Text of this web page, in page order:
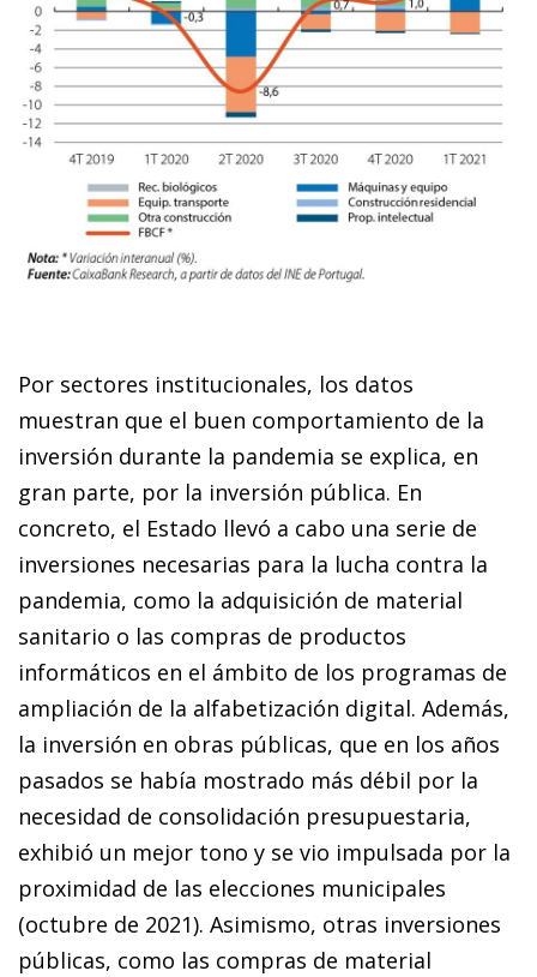
Por sectores institucionales, los datos
muestran que el buen comportamiento de la
inversión durante la pandemia se explica, en
gran parte, por la inversión pública. En
concreto, el Estado llevó a cabo una serie de
inversiones necesarias para la lucha contra la
pandemia, como la adquisición de material
sanitario o las compras de productos
informáticos en el ámbito de los programas de
ampliación de la alfabetización digital. Además,
la inversión en obras públicas, que en los años
pasados se había mostrado más débil por la
necesidad de consolidación presupuestaria,
exhibió un mejor tono y se vio impulsada por la
proximidad de las elecciones municipales
(octubre de 2021). Asimismo, otras inversiones
públicas, como las compras de material